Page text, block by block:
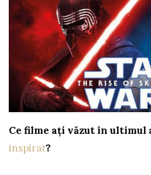
Ce filme ați văzut în ultimul
inspirat?